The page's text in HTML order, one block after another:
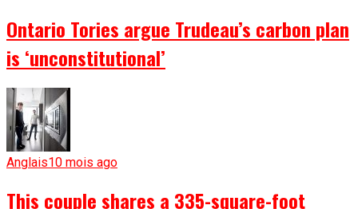
Ontario Tories argue Trudeau’s carbon plan
is ‘unconstitutional’
Anglais10 mois ago
This couple shares a 335-square-foot